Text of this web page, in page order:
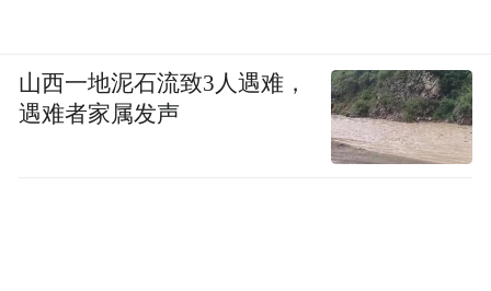
山西一地泥石流致3人遇难，
遇难者家属发声